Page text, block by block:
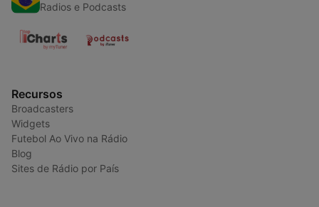
Radios e Podcasts
Recursos
Broadcasters
Widgets
Futebol Ao Vivo na Rádio
Blog
Sites de Rádio por País